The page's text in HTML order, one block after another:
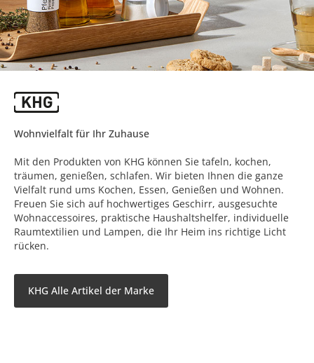
Wohnvielfalt für Ihr Zuhause
Mit den Produkten von KHG können Sie tafeln, kochen,
träumen, genießen, schlafen. Wir bieten Ihnen die ganze
Vielfalt rund ums Kochen, Essen, Genießen und Wohnen.
Freuen Sie sich auf hochwertiges Geschirr, ausgesuchte
Wohnaccessoires, praktische Haushaltshelfer, individuelle
Raumtextilien und Lampen, die Ihr Heim ins richtige Licht
rücken.
KHG Alle Artikel der Marke